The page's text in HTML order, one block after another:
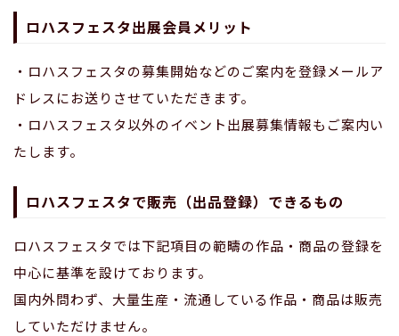
ロハスフェスタ出展会員メリット
・ロハスフェスタの募集開始などのご案内を登録メールア
ドレスにお送りさせていただきます。
・ロハスフェスタ以外のイベント出展募集情報もご案内い
たします。
ロハスフェスタで販売（出品登録）できるもの
ロハスフェスタでは下記項目の範疇の作品・商品の登録を
中心に基準を設けております。
国内外問わず、大量生産・流通している作品・商品は販売
していただけません。